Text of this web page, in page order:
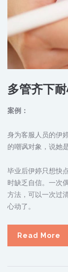
多管齐下
案例：
身为客服人员的伊
的嘲讽对象，说她
毕业后伊婷只想快
时缺乏自信。一次
方法，可以一次过
心动了。
Read More